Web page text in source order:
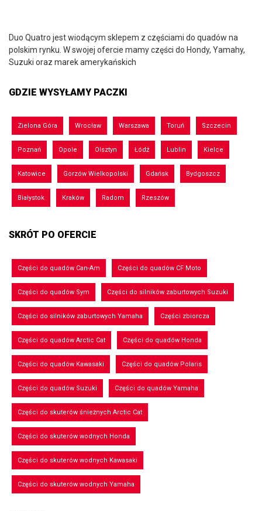
Duo Quatro jest wiodącym sklepem z częściami do quadów na
polskim rynku. W swojej ofercie mamy części do Hondy, Yamahy,
Suzuki oraz marek amerykańskich
GDZIE WYSYŁAMY PACZKI
Zielona Góra Wrocław Warszawa Toruń Szczecin
Poznań Opole Olsztyn Łódź Lublin Kielce
Katowice Gorzów Wielkopolski Gdańsk Bydgoszcz
Białystok Kraków Radom Rzeszów
SKRÓT PO OFERCIE
Części do quadów Can-Am Części do quadów CF Moto
Części do quadów Sym Części do silników zaburtowych Suzuki
Części do silników zaburtowych Yamaha Części zbiorcza
Części do quadów Arctic Cat Części do quadów Honda
Części do quadów Kawasaki Części do quadów Polaris
Części do quadów Suzuki Części do quadów Yamaha
Części do skuterów śnieżnych Arctic Cat
Części do skuterów wodnych Honda
Części do skuterów wodnych Kawasaki
Części do skuterów wodnych Yamaha